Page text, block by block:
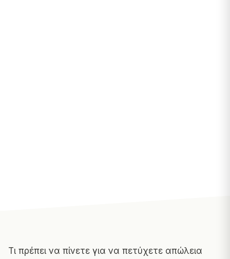
Τι πρέπει να πίνετε για να πετύχετε απώλεια